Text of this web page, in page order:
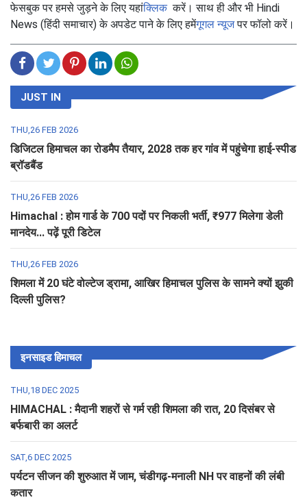
फेसबुक पर हमसे जुड़ने के लिए यहांक्लिककरें। साथ ही और भी Hindi
News (हिंदी समाचार) के अपडेट पाने के लिए हमेंगूगल न्यूजपर फॉलो करें।
JUST IN
THU,26 FEB 2026
डिजिटल हिमाचल का रोडमैप तैयार, 2028 तक हर गांव में पहुंचेगा हाई-स्पीड
ब्रॉडबैंड
THU,26 FEB 2026
Himachal : होम गार्ड के 700 पदों पर निकली भर्ती, ₹977 मिलेगा डेली
मानदेय... पढ़ें पूरी डिटेल
THU,26 FEB 2026
शिमला में 20 घंटे वोल्टेज ड्रामा, आखिर हिमाचल पुलिस के सामने क्यों झुकी
दिल्ली पुलिस?
इनसाइड हिमाचल
THU,18 DEC 2025
HIMACHAL : मैदानी शहरों से गर्म रही शिमला की रात, 20 दिसंबर से
बर्फबारी का अलर्ट
SAT,6 DEC 2025
पर्यटन सीजन की शुरुआत में जाम, चंडीगढ़-मनाली NH पर वाहनों की लंबी
कतार